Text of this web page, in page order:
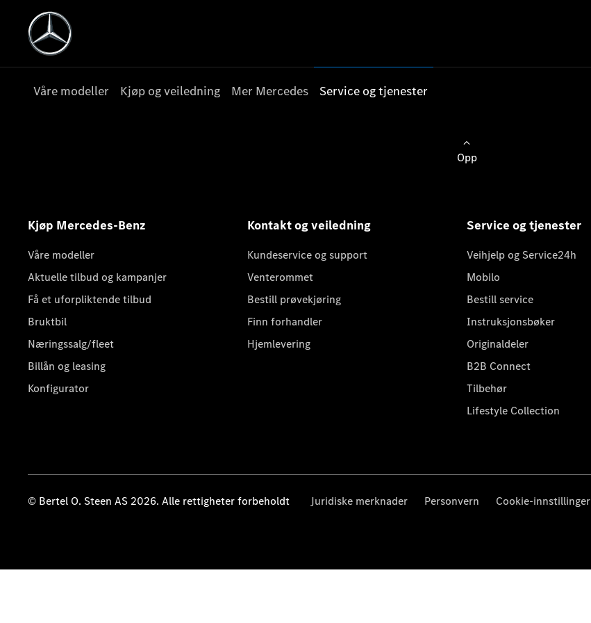
Våre modeller Kjøp og veiledning Mer Mercedes Service og tjenester
Opp
Kjøp Mercedes-Benz
Våre modeller
Aktuelle tilbud og kampanjer
Få et uforpliktende tilbud
Bruktbil
Næringssalg/fleet
Billån og leasing
Konfigurator
Kontakt og veiledning
Kundeservice og support
Venterommet
Bestill prøvekjøring
Finn forhandler
Hjemlevering
Service og tjenester
Veihjelp og Service24h
Mobilo
Bestill service
Instruksjonsbøker
Originaldeler
B2B Connect
Tilbehør
Lifestyle Collection
© Bertel O. Steen AS 2026. Alle rettigheter forbeholdt Juridiske merknader Personvern Cookie-innstillinger